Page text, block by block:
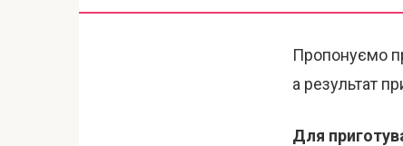
Пропонуємо
а результат
Для